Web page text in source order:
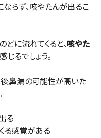
らず、咳やたんが出るこ
に流れてくると、咳やた
じるでしょう。
鼻漏の可能性が高いた
る
る感覚がある